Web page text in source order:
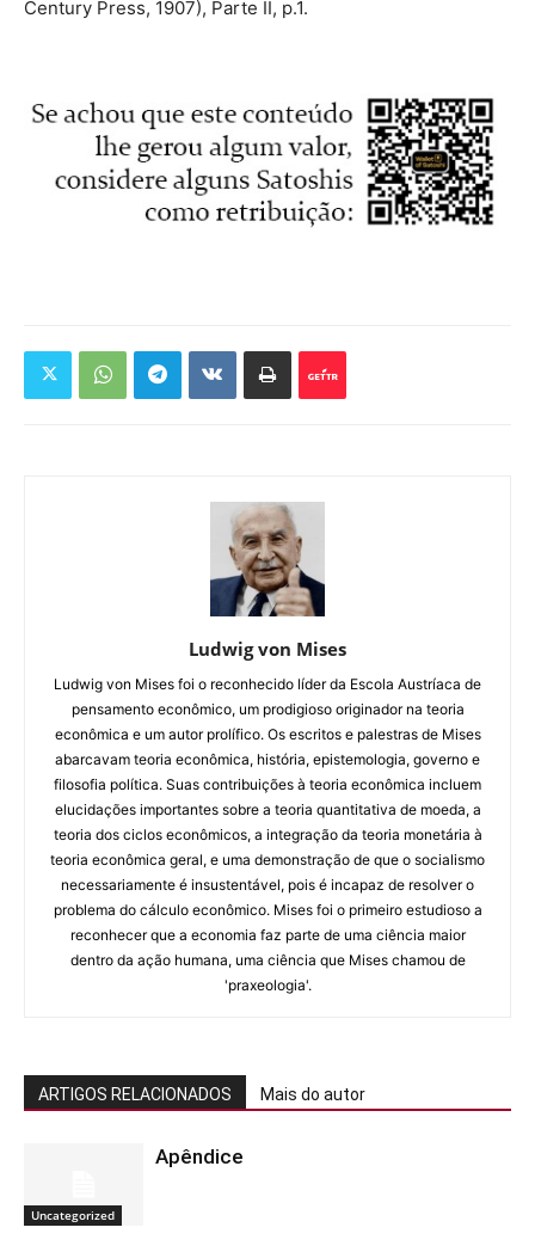
Century Press, 1907), Parte II, p.1.
Ludwig von Mises
Ludwig von Mises foi o reconhecido líder da Escola Austríaca de
pensamento econômico, um prodigioso originador na teoria
econômica e um autor prolífico. Os escritos e palestras de Mises
abarcavam teoria econômica, história, epistemologia, governo e
filosofia política. Suas contribuições à teoria econômica incluem
elucidações importantes sobre a teoria quantitativa de moeda, a
teoria dos ciclos econômicos, a integração da teoria monetária à
teoria econômica geral, e uma demonstração de que o socialismo
necessariamente é insustentável, pois é incapaz de resolver o
problema do cálculo econômico. Mises foi o primeiro estudioso a
reconhecer que a economia faz parte de uma ciência maior
dentro da ação humana, uma ciência que Mises chamou de
'praxeologia'.
ARTIGOS RELACIONADOS Mais do autor
Uncategorized
Apêndice